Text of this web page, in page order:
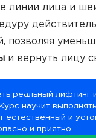
линии лица и
позволяя
и вернуть лицу
реальный лифтинг
научит выполнять
естественный и
и приятно.